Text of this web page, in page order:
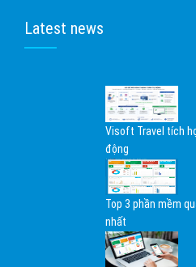
Latest news
Visoft Travel tích
động
02/04/2026
Top 3 phần mềm
nhất
18/07/2024